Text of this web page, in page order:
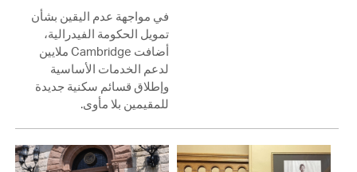
في مواجهة عدم اليقين بشأن
تمويل الحكومة الفيدرالية،
أضافت Cambridge ملايين
لدعم الخدمات الأساسية
وإطلاق قسائم سكنية جديدة
للمقيمين بلا مأوى.